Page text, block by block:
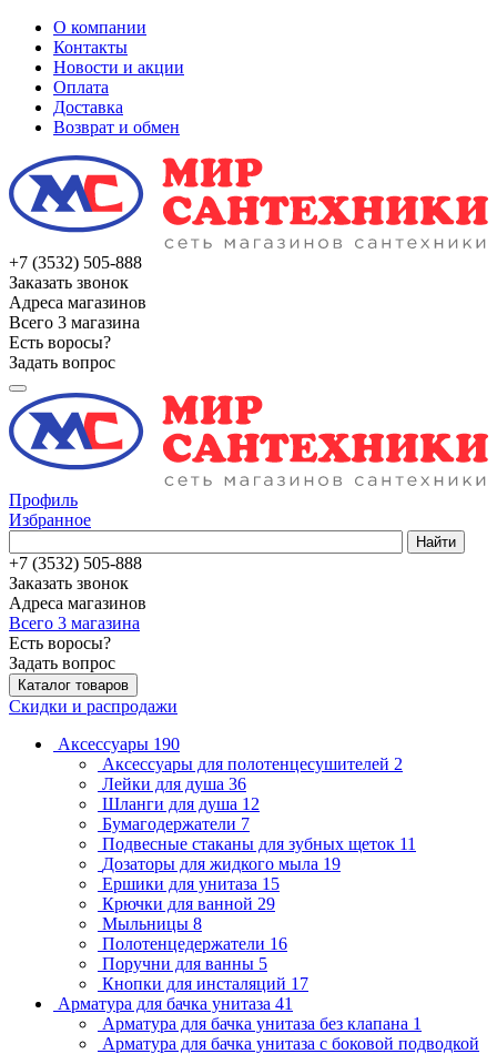
О компании
Контакты
Новости и акции
Оплата
Доставка
Возврат и обмен
+7 (3532) 505-888
Заказать звонок
Адреса магазинов
Всего 3 магазина
Есть воросы?
Задать вопрос
Профиль
Избранное
Найти
+7 (3532) 505-888
Заказать звонок
Адреса магазинов
Всего 3 магазина
Есть воросы?
Задать вопрос
Каталог товаров
Скидки и распродажи
Аксессуары 190
Аксессуары для полотенцесушителей 2
Лейки для душа 36
Шланги для душа 12
Бумагодержатели 7
Подвесные стаканы для зубных щеток 11
Дозаторы для жидкого мыла 19
Ершики для унитаза 15
Крючки для ванной 29
Мыльницы 8
Полотенцедержатели 16
Поручни для ванны 5
Кнопки для инсталяций 17
Арматура для бачка унитаза 41
Арматура для бачка унитаза без клапана 1
Арматура для бачка унитаза с боковой подводкой